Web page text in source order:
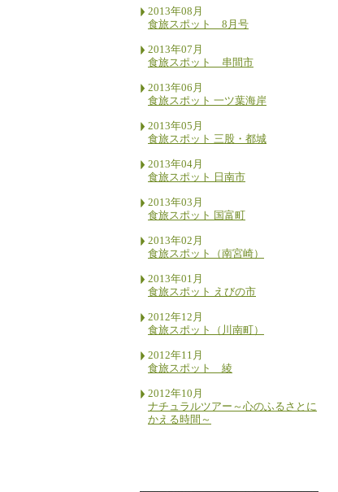
2013年08月
食旅スポット 8月号
2013年07月
食旅スポット 串間市
2013年06月
食旅スポット 一ツ葉海岸
2013年05月
食旅スポット 三股・都城
2013年04月
食旅スポット 日南市
2013年03月
食旅スポット 国富町
2013年02月
食旅スポット（南宮崎）
2013年01月
食旅スポット えびの市
2012年12月
食旅スポット（川南町）
2012年11月
食旅スポット 綾
2012年10月
ナチュラルツアー～心のふるさとに
かえる時間～